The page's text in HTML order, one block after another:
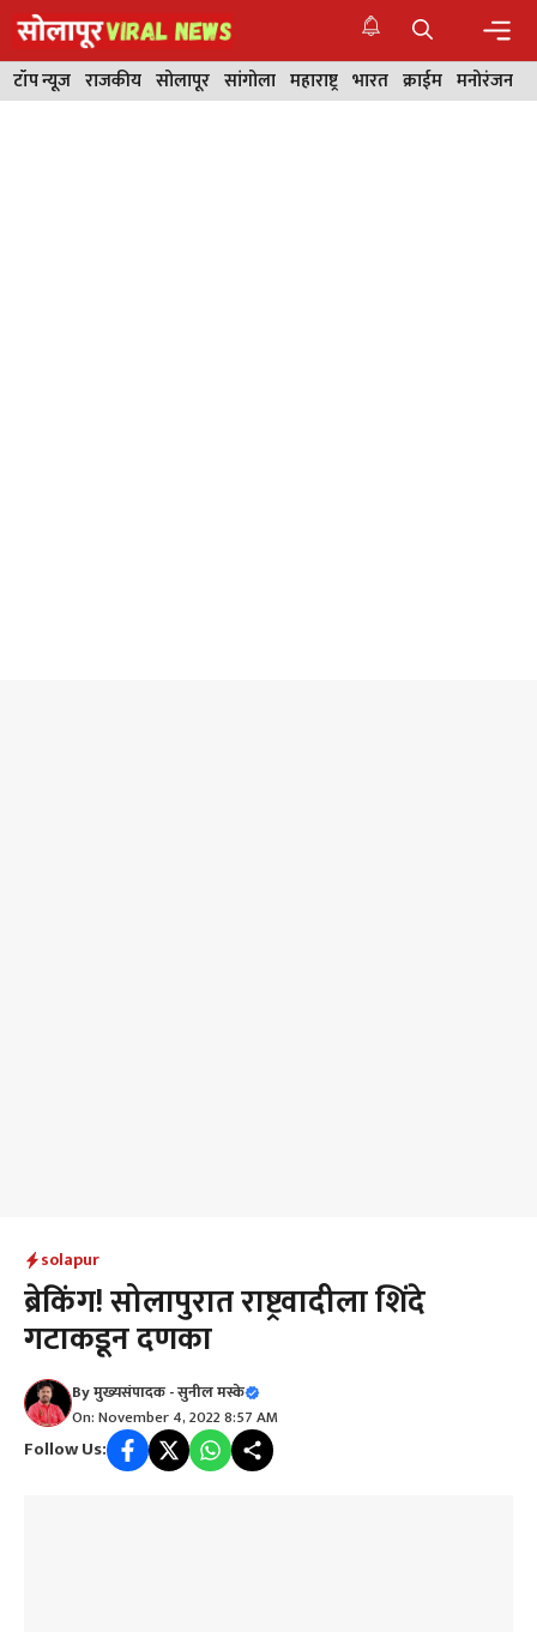
Skip
to
content
टॉप न्यूज राजकीय सोलापूर सांगोला महाराष्ट्र भारत क्राईम मनोरंजन
solapur
ब्रेकिंग! सोलापुरात राष्ट्रवादीला शिंदे
गटाकडून दणका
Byमुख्यसंपादक - सुनील मस्के
On: November 4, 2022 8:57 AM
Follow Us: